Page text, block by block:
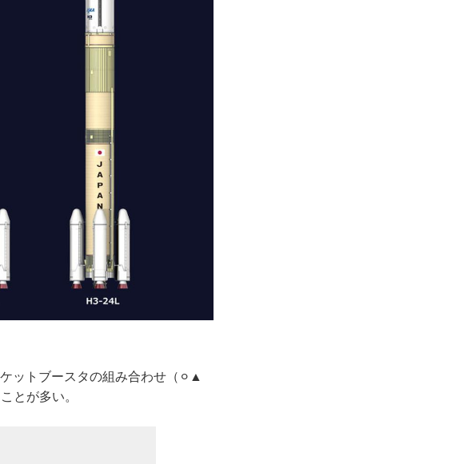
ットブースタの組み合わせ（⚪︎▲
とが多い。